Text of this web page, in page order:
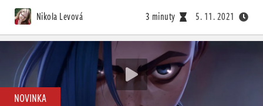
Nikola Levová 3 minuty 5. 11. 2021
NOVINKA